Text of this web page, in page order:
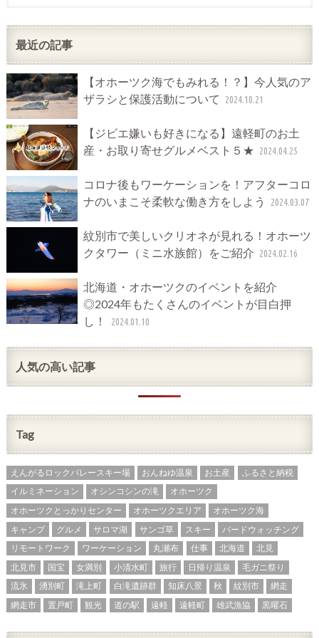
最近の記事
【オホーツク海でもみれる！？】今人気のア
ザラシと保護活動について
2024.10.21
【ジビエ嫌いも好きになる】遠軽町のお土
産・お取り寄せグルメベスト５★ 2024.04.25
コロナ後もワーケーションを！アフターコロ
ナのいまこそ柔軟な働き方をしよう
2024.03.07
紋別市で美しいクリオネが見れる！オホーツ
クタワー（ミニ水族館）をご紹介 2024.02.16
北海道・オホーツクのイベントを紹介
◎2024年もたくさんのイベントが目白押
し！
2024.01.10
人気の高い記事
Tag
えんがるロックバレースキー場 おんねゆ温泉 お土産
ふるさと納税
イルミネーション
オシンコシンの滝
オホーツク
オホーツクとっかりセンター
オホーツクエリア
オホーツク海
キャンプ
グルメ サロマ湖 サンゴ草 スキー
バードウォッチング
リモートワーク
ワーケーション 丸瀬布 仕事 北海道
北見
北見市
国宝 女満別 小清水町 旅行 日帰り温泉
毛ガニ祭り
流氷
湧別町 滝上町 白滝遺跡群 知床八景 秋 紋別市
網走
網走市
置戸町 観光 道の駅 遠軽 遠軽町 雄武漁協 黒曜石